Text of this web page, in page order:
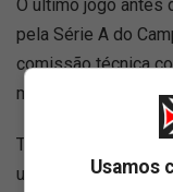
O último jogo antes
pela Série A do
comissão técnica
mais importantes
Titular absoluto na
utilizado também
Usamos